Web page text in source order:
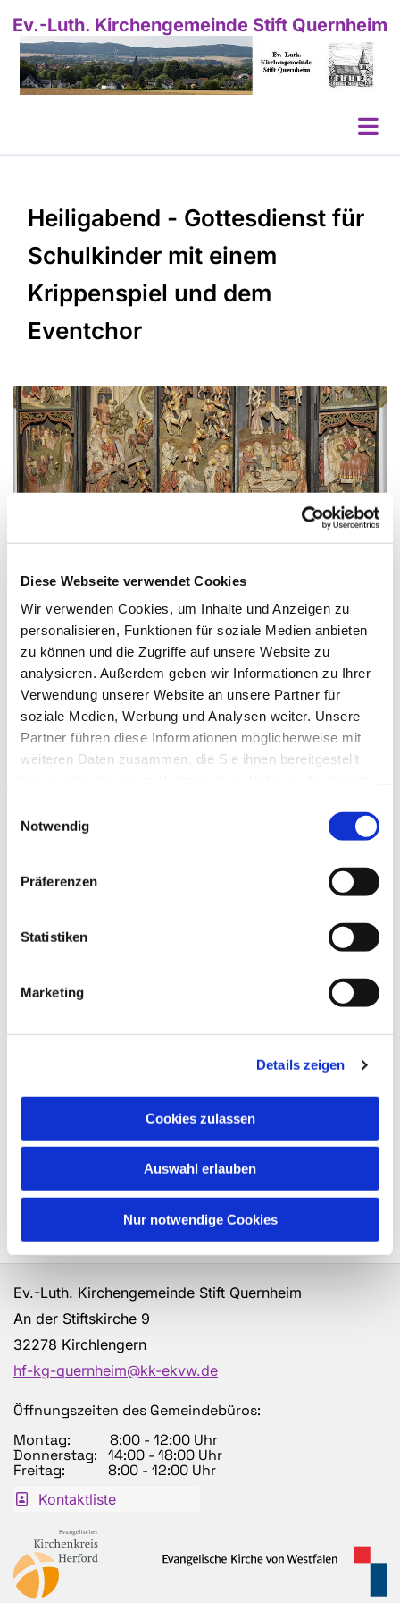
Diese Webseite verwendet Cookies
Wir verwenden Cookies, um Inhalte und Anzeigen zu
personalisieren, Funktionen für soziale Medien anbieten
zu können und die Zugriffe auf unsere Website zu
analysieren. Außerdem geben wir Informationen zu Ihrer
Verwendung unserer Website an unsere Partner für
soziale Medien, Werbung und Analysen weiter. Unsere
Partner führen diese Informationen möglicherweise mit
weiteren Daten zusammen, die Sie ihnen bereitgestellt
Notwendig
Präferenzen
Statistiken
Marketing
Details zeigen
Cookies zulassen
Auswahl erlauben
Nur notwendige Cookies
Ev.-Luth. Kirchengemeinde Stift Quernheim
Heiligabend - Gottesdienst für
Schulkinder mit einem
Krippenspiel und dem
Eventchor
Donnerstag, 24. Dezember 2026,
16:30 Uhr
Stiftskirche, an der Stiftskirche,
32278 Kirchlengern
Pfr. Waltemate und Eventchor
Ev.-Luth. Kirchengemeinde Stift Quernheim
An der Stiftskirche 9
32278 Kirchlengern
hf-kg-quernheim@kk-ekvw.de
Öffnungszeiten des Gemeindebüros:
Montag: 8:00 - 12:00 Uhr
Donnerstag: 14:00 - 18:00 Uhr
Freitag: 8:00 - 12:00 Uhr
Kontaktliste